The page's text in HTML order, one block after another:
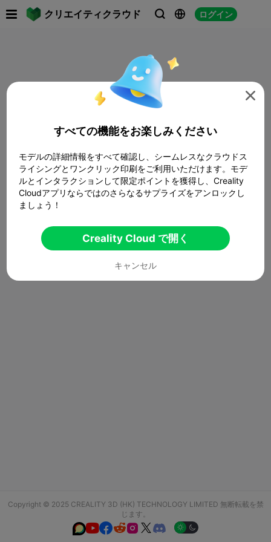
クリエイティクラウド   ログイン
Copyright © 2025 CREALITY 3D (HK) TECHNOLOGY LIMITED 無断転載を禁
じます。
  

すべての機能をお楽しみください
モデルの詳細情報をすべて確認し、シームレスなクラウドス
ライシングとワンクリック印刷をご利用いただけます。モデ
ルとインタラクションして限定ポイントを獲得し、Creality
Cloudアプリならではのさらなるサプライズをアンロックし
ましょう！
Creality Cloud で開く
キャンセル